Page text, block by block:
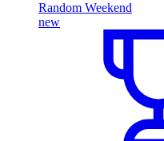
Random Weekend
new